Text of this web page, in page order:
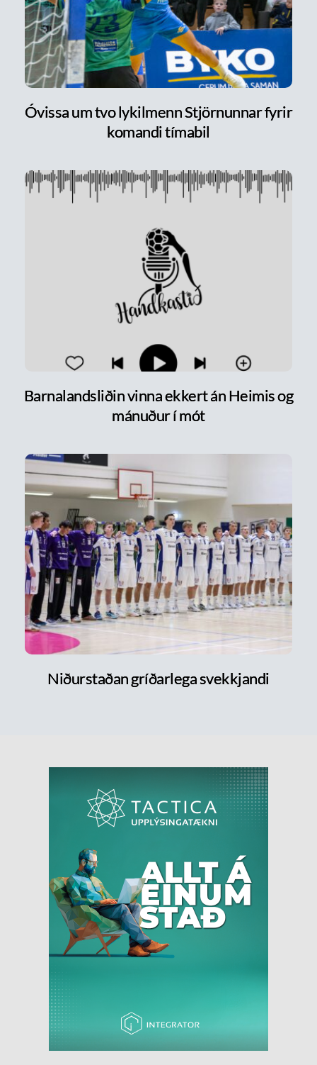
Óvissa um tvo lykilmenn Stjörnunnar fyrir
komandi tímabil
Barnalandsliðin vinna ekkert án Heimis og
mánuður í mót
Niðurstaðan gríðarlega svekkjandi